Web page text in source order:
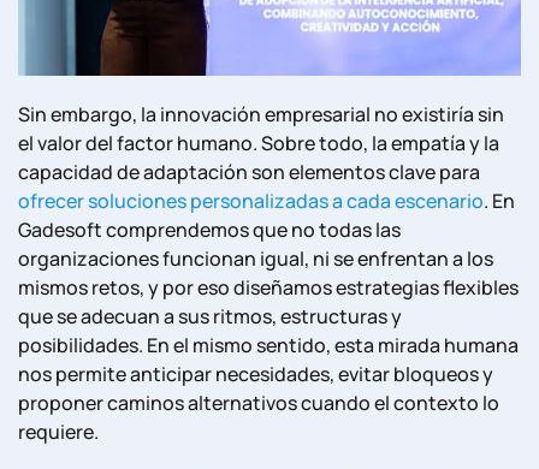
Sin embargo, la innovación empresarial no existiría sin
el valor del factor humano. Sobre todo, la empatía y la
capacidad de adaptación son elementos clave para
ofrecer soluciones personalizadas a cada escenario. En
Gadesoft comprendemos que no todas las
organizaciones funcionan igual, ni se enfrentan a los
mismos retos, y por eso diseñamos estrategias flexibles
que se adecuan a sus ritmos, estructuras y
posibilidades. En el mismo sentido, esta mirada humana
nos permite anticipar necesidades, evitar bloqueos y
proponer caminos alternativos cuando el contexto lo
requiere.